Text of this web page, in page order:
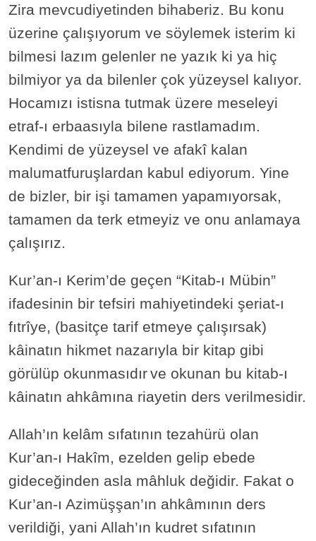
Zira mevcudiyetinden bihaberiz. Bu konu
üzerine çalışıyorum ve söylemek isterim ki
bilmesi lazım gelenler ne yazık ki ya hiç
bilmiyor ya da bilenler çok yüzeysel kalıyor.
Hocamızı istisna tutmak üzere meseleyi
etraf-ı erbaasıyla bilene rastlamadım.
Kendimi de yüzeysel ve afakî kalan
malumatfuruşlardan kabul ediyorum. Yine
de bizler, bir işi tamamen yapamıyorsak,
tamamen da terk etmeyiz ve onu anlamaya
çalışırız.
Kur’an-ı Kerim’de geçen “Kitab-ı Mübin”
ifadesinin bir tefsiri mahiyetindeki şeriat-ı
fıtrîye, (basitçe tarif etmeye çalışırsak)
kâinatın hikmet nazarıyla bir kitap gibi
görülüp okunmasıdırve okunan bu kitab-ı
kâinatın ahkâmına riayetin ders verilmesidir.
Allah’ın kelâm sıfatının tezahürü olan
Kur’an-ı Hakîm, ezelden gelip ebede
gideceğinden asla mâhluk değidir. Fakat o
Kur’an-ı Azimüşşan’ın ahkâmının ders
verildiği, yani Allah’ın kudret sıfatının